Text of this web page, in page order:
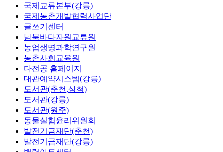
국제교류본부(강릉)
국제농촌개발협력사업단
글쓰기센터
남북바다자원교류원
농업생명과학연구원
농촌사회교육원
다전공 홈페이지
대관예약시스템(강릉)
도서관(춘천,삼척)
도서관(강릉)
도서관(원주)
동물실험윤리위원회
발전기금재단(춘천)
발전기금재단(강릉)